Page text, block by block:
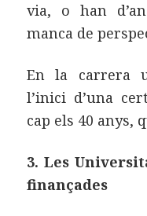
via, o han
manca de
En la carrera
l’inici d’una
cap els 40 anys,
3. Les
finançades